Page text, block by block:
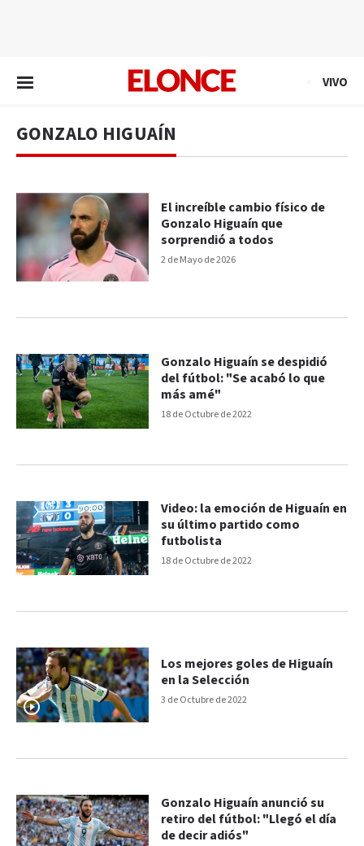
VIVO
GONZALO HIGUAÍN
2 de Mayo de 2026
El increíble cambio físico de
Gonzalo Higuaín que
sorprendió a todos
18 de Octubre de 2022
Gonzalo Higuaín se despidió
del fútbol: "Se acabó lo que
más amé"
18 de Octubre de 2022
Video: la emoción de Higuaín en
su último partido como
futbolista
3 de Octubre de 2022
Los mejores goles de Higuaín
en la Selección
Gonzalo Higuaín anunció su
retiro del fútbol: "Llegó el día
de decir adiós"